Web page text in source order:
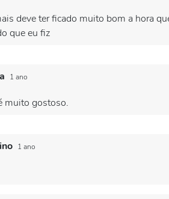
deve ter ficado muito bom a hora
que eu fiz
1 ano
muito gostoso.
1 ano